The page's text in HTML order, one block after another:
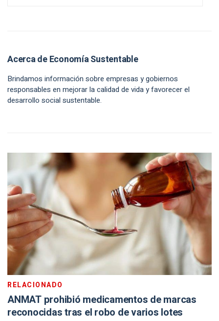
Acerca de Economía Sustentable
Brindamos información sobre empresas y gobiernos
responsables en mejorar la calidad de vida y favorecer el
desarrollo social sustentable.
RELACIONADO
ANMAT prohibió medicamentos de marcas
reconocidas tras el robo de varios lotes